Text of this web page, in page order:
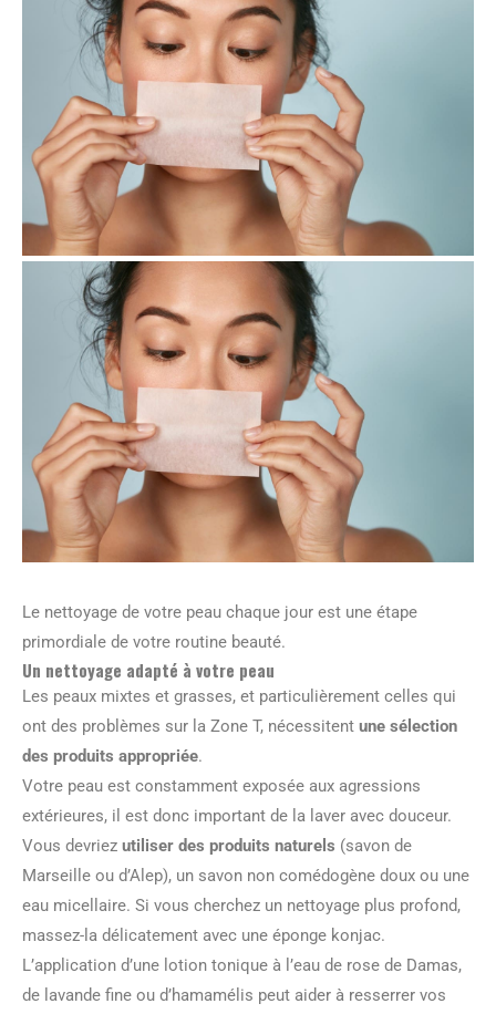
Le nettoyage de votre peau chaque jour est une étape
primordiale de votre routine beauté.
Un nettoyage adapté à votre peau
Les peaux mixtes et grasses, et particulièrement celles qui
ont des problèmes sur la Zone T, nécessitent une sélection
des produits appropriée.
Votre peau est constamment exposée aux agressions
extérieures, il est donc important de la laver avec douceur.
Vous devriez utiliser des produits naturels (savon de
Marseille ou d’Alep), un savon non comédogène doux ou une
eau micellaire. Si vous cherchez un nettoyage plus profond,
massez-la délicatement avec une éponge konjac.
L’application d’une lotion tonique à l’eau de rose de Damas,
de lavande fine ou d’hamamélis peut aider à resserrer vos